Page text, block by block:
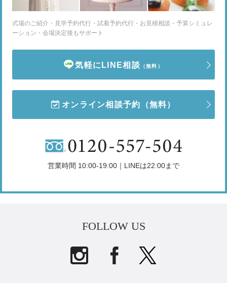
式場のご紹介・見学予約代行・試着予約代行・お見積相談・予算シミュレ
ーション・会場決定後もサポート
気軽にLINE相談 （無料）
オンライン相談予約 （無料）
営業時間 10:00-19:00｜LINEは22:00まで
FOLLOW US